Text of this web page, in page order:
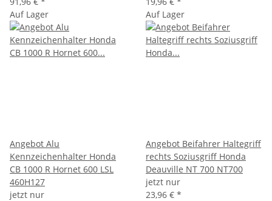
Auf Lager
Angebot Alu
Kennzeichenhalter Honda
CB 1000 R Hornet 600 LSL
460H127
jetzt nur
Auf Lager
Angebot Beifahrer Haltegriff
rechts Soziusgriff Honda
Deauville NT 700 NT700
jetzt nur
23,96 € *